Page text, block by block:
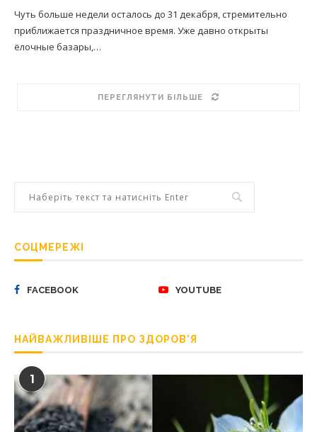
Чуть больше недели осталось до 31 декабря, стремительно
приближается праздничное время. Уже давно открыты
ёлочные базары,…
ПЕРЕГЛЯНУТИ БІЛЬШЕ
СОЦМЕРЕЖІ
FACEBOOK YOUTUBE
НАЙВАЖЛИВІШЕ ПРО ЗДОРОВ’Я
1